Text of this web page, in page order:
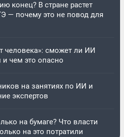
конец? В стране растет
— почему это не повод для
человека»: сможет ли ИИ
чем это опасно
на занятиях по ИИ и
экспертов
на бумаге? Что власти
на это потратили